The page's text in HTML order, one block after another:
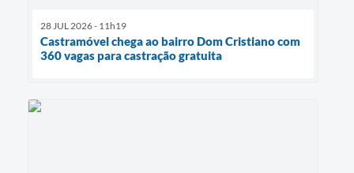
28 JUL 2026 - 11h19
Castramóvel chega ao bairro Dom Cristiano com
360 vagas para castração gratuita